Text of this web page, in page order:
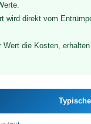
wird direkt vom
Wert die Kosten,